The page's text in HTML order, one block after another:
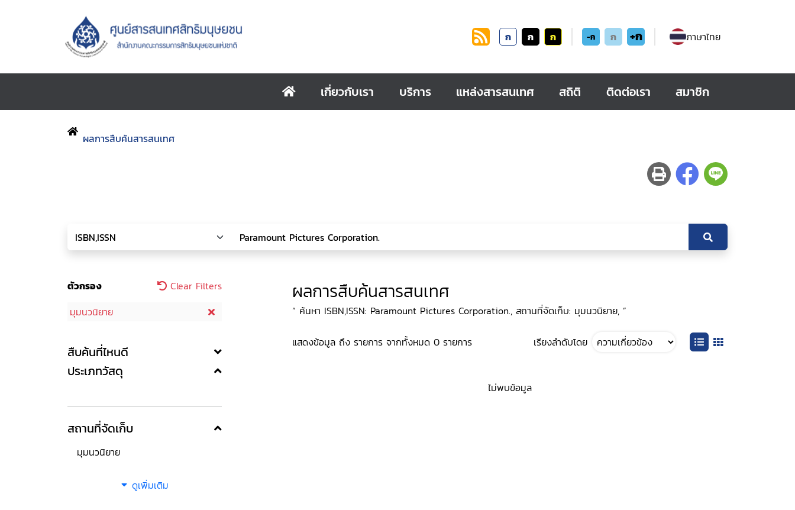
ก ก ก -ก ก +ก ภาษาไทย
เกี่ยวกับเรา บริการ แหล่งสารสนเทศ สถิติ ติดต่อเรา สมาชิก
ผลการสืบค้นสารสนเทศ
ตัวกรอง
Clear Filters
มุมนวนิยาย
สืบค้นที่ไหนดี
ประเภทวัสดุ
สถานที่จัดเก็บ
มุมนวนิยาย
ดูเพิ่มเติม
ผลการสืบค้นสารสนเทศ
“ ค้นหา ISBN,ISSN: Paramount Pictures Corporation., สถานที่จัดเก็บ: มุมนวนิยาย, ”
แสดงข้อมูล ถึง รายการ จากทั้งหมด 0 รายการ เรียงลำดับโดย
ไม่พบข้อมูล